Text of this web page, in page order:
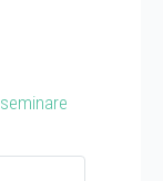
seminare